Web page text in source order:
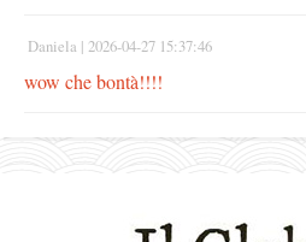
Daniela | 2026-04-27 15:37:46
wow che bontà!!!!